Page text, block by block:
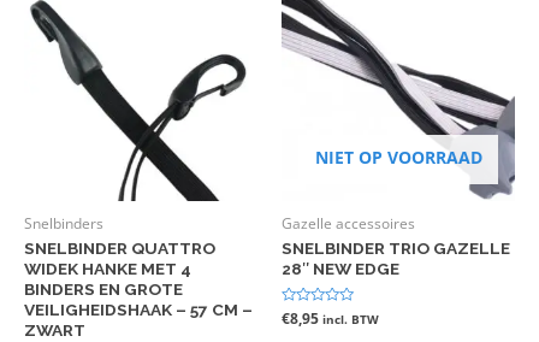
Snelbinders
SNELBINDER QUATTRO
WIDEK HANKE MET 4
BINDERS EN GROTE
VEILIGHEIDSHAAK – 57 CM –
ZWART
NIET OP VOORRAAD
Gazelle accessoires
SNELBINDER TRIO GAZELLE
28″ NEW EDGE
Gewaardeerd
0
€8,95 incl. BTW